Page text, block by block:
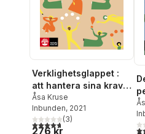
Verklighetsglappet :
att hantera sina krav
och förväntningar
Åsa Kruse
Inbunden, 2021
4,7utav 5 stjärnor. Totalt antal
(3)
276 kr